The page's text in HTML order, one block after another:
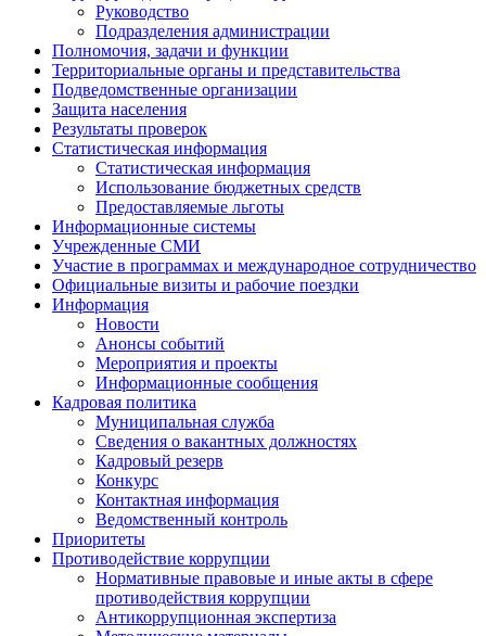
Руководство
Подразделения администрации
Полномочия, задачи и функции
Территориальные органы и представительства
Подведомственные организации
Защита населения
Результаты проверок
Статистическая информация
Статистическая информация
Использование бюджетных средств
Предоставляемые льготы
Информационные системы
Учрежденные СМИ
Участие в программах и международное сотрудничество
Официальные визиты и рабочие поездки
Информация
Новости
Анонсы событий
Мероприятия и проекты
Информационные сообщения
Кадровая политика
Муниципальная служба
Сведения о вакантных должностях
Кадровый резерв
Конкурс
Контактная информация
Ведомственный контроль
Приоритеты
Противодействие коррупции
Нормативные правовые и иные акты в сфере
противодействия коррупции
Антикоррупционная экспертиза